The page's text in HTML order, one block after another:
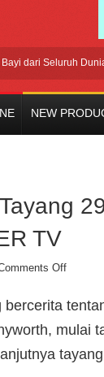
Seluruh Dunia,
NEW
TV
Off
mulai